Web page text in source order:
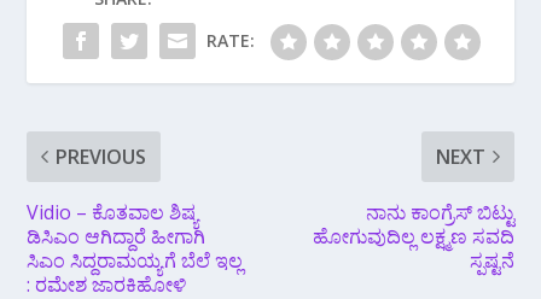
RATE:
PREVIOUS
Vidio – ಕೊತವಾಲ ಶಿಷ್ಯ
ಡಿಸಿಎಂ ಆಗಿದ್ದಾರೆ ಹೀಗಾಗಿ
ಸಿಎಂ ಸಿದ್ದರಾಮಯ್ಯಗೆ ಬೆಲೆ ಇಲ್ಲ
: ರಮೇಶ ಜಾರಕಿಹೋಳಿ
NEXT
ನಾನು‌ ಕಾಂಗ್ರೆಸ್ ಬಿಟ್ಟು
ಹೋಗುವುದಿಲ್ಲ ಲಕ್ಷ್ಮಣ ಸವದಿ‌
ಸ್ಪಷ್ಟನೆ